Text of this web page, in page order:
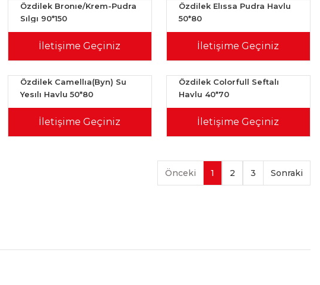
Özdilek Bronıe/Krem-Pudra
Sılgı 90*150
İletişime Geçiniz
Özdilek Elıssa Pudra Havlu
50*80
İletişime Geçiniz
Özdilek Camellıa(Byn) Su
Yesılı Havlu 50*80
İletişime Geçiniz
Özdilek Colorfull Seftalı
Havlu 40*70
İletişime Geçiniz
1 2 3